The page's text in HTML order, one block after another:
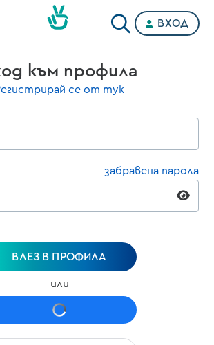
ВХОД
към профила
се от тук
забравена парола
ВЛЕЗ В ПРОФИЛА
или